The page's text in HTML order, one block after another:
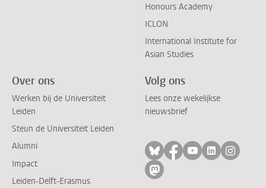
Honours Academy
ICLON
International Institute for
Asian Studies
Over ons
Werken bij de Universiteit
Leiden
Steun de Universiteit Leiden
Alumni
Impact
Leiden-Delft-Erasmus
Volg ons
Lees onze wekelijkse
nieuwsbrief
Volg ons op bluesky
Volg ons op
Volg ons op
Volg ons
Volg
Volg ons op mastodon